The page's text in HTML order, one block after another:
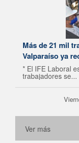
Más de 21 mil
Valparaíso ya
* El IFE Laboral
trabajadores se...
Ver más